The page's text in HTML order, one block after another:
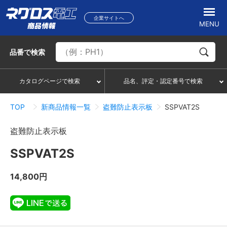
企業サイトへ
MENU
品番で検索
カタログページで検索 品名、評定・認定番号で検索
TOP 新商品情報一覧 盗難防止表示板 SSPVAT2S
盗難防止表示板
SSPVAT2S
14,800円